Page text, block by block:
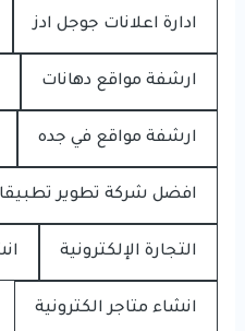
ادارة اعلانات جوجل ادز
ارشفة مواقع دهانات
ارشفة مواقع في جده
افضل شركة تطوير
التجارة الإلكترونية
انشاء متاجر الكترونية